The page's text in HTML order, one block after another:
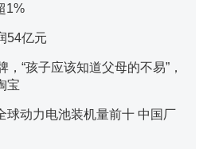
1%
54亿元
“孩子应该知道父母的不易”，
宝
球动力电池装机量前十 中国厂